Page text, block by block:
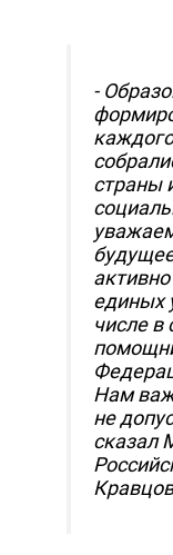
-
страны
единых
числе в
Нам
не
сказал
Кравцов